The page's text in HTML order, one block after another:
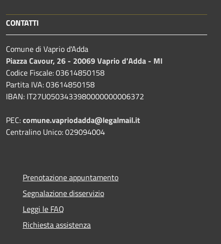
CONTATTI
Comune di Vaprio d'Adda
Piazza Cavour, 26 - 20069 Vaprio d'Adda - MI
Codice Fiscale: 03614850158
Partita IVA: 03614850158
IBAN: IT27U0503433980000000006372
PEC:comune.vapriodadda@legalmail.it
Centralino Unico: 029094004
Prenotazione appuntamento
Segnalazione disservizio
Leggi le FAQ
Richiesta assistenza